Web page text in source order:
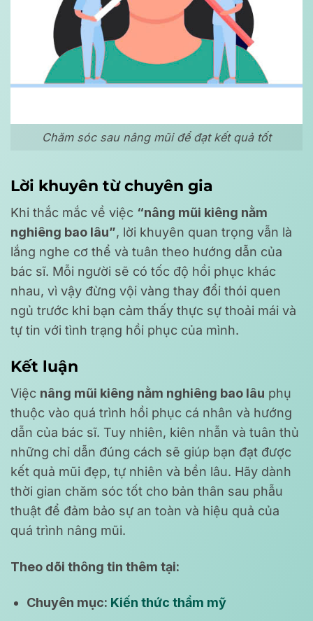
Chăm sóc sau nâng mũi để đạt kết quả tốt
Lời khuyên từ chuyên gia
Khi thắc mắc về việc “nâng mũi kiêng nằm
nghiêng bao lâu”, lời khuyên quan trọng vẫn là
lắng nghe cơ thể và tuân theo hướng dẫn của
bác sĩ. Mỗi người sẽ có tốc độ hồi phục khác
nhau, vì vậy đừng vội vàng thay đổi thói quen
ngủ trước khi bạn cảm thấy thực sự thoải mái và
tự tin với tình trạng hồi phục của mình.
Kết luận
Việc nâng mũi kiêng nằm nghiêng bao lâu phụ
thuộc vào quá trình hồi phục cá nhân và hướng
dẫn của bác sĩ. Tuy nhiên, kiên nhẫn và tuân thủ
những chỉ dẫn đúng cách sẽ giúp bạn đạt được
kết quả mũi đẹp, tự nhiên và bền lâu. Hãy dành
thời gian chăm sóc tốt cho bản thân sau phẫu
thuật để đảm bảo sự an toàn và hiệu quả của
quá trình nâng mũi.
Theo dõi thông tin thêm tại:
Chuyên mục: Kiến thức thẩm mỹ